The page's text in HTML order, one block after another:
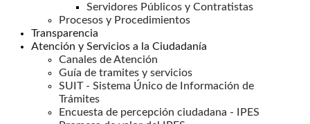
Servidores Públicos y Contratistas
Procesos y Procedimientos
Transparencia
Atención y Servicios a la Ciudadanía
Canales de Atención
Guía de tramites y servicios
SUIT - Sistema Único de Información de
Trámites
Encuesta de percepción ciudadana - IPES